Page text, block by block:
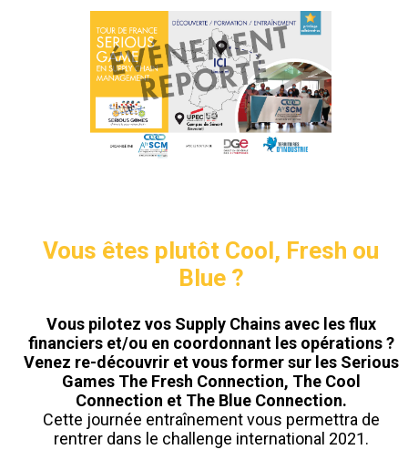
Vous êtes plutôt Cool, Fresh ou
Blue ?
Vous pilotez vos Supply Chains avec les flux
financiers et/ou en coordonnant les opérations ?
Venez re-découvrir et vous former sur les Serious
Games The Fresh Connection, The Cool
Connection et The Blue Connection.
Cette journée entraînement vous permettra de
rentrer dans le challenge international 2021.